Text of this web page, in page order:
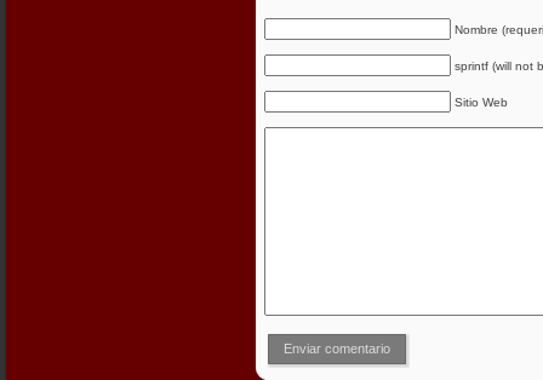
Nombre
sprintf (will not
Sitio Web
Enviar comentario